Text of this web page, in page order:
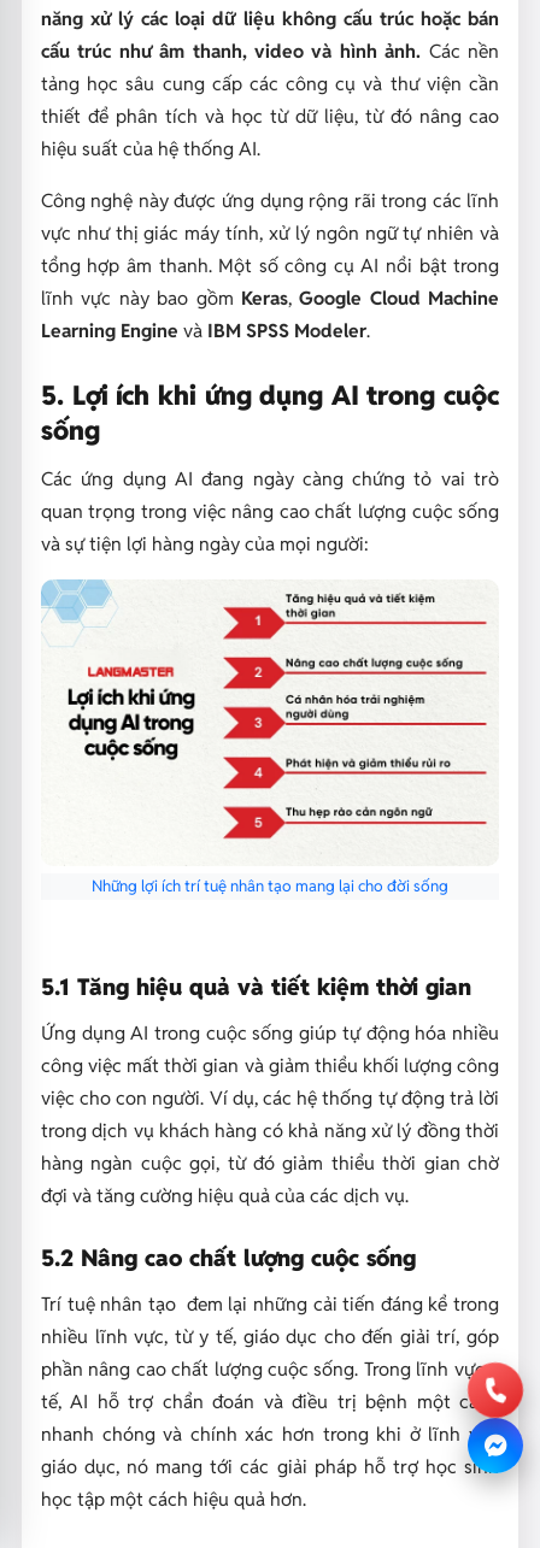
năng xử lý các loại dữ liệu không cấu trúc hoặc bán
cấu trúc như âm thanh, video và hình ảnh. Các nền
tảng học sâu cung cấp các công cụ và thư viện cần
thiết để phân tích và học từ dữ liệu, từ đó nâng cao
hiệu suất của hệ thống AI.
Công nghệ này được ứng dụng rộng rãi trong các lĩnh
vực như thị giác máy tính, xử lý ngôn ngữ tự nhiên và
tổng hợp âm thanh. Một số công cụ AI nổi bật trong
lĩnh vực này bao gồm Keras,Google Cloud Machine
Learning Engine và IBM SPSS Modeler.
5. Lợi ích khi ứng dụng AI trong cuộc
sống
Các ứng dụng AI đang ngày càng chứng tỏ vai trò
quan trọng trong việc nâng cao chất lượng cuộc sống
và sự tiện lợi hàng ngày của mọi người:
Những lợi ích trí tuệ nhân tạo mang lại cho đời sống
5.1 Tăng hiệu quả và tiết kiệm thời gian
Ứng dụng AI trong cuộc sống giúp tự động hóa nhiều
công việc mất thời gian và giảm thiểu khối lượng công
việc cho con người. Ví dụ, các hệ thống tự động trả lời
trong dịch vụ khách hàng có khả năng xử lý đồng thời
hàng ngàn cuộc gọi, từ đó giảm thiểu thời gian chờ
đợi và tăng cường hiệu quả của các dịch vụ.
5.2 Nâng cao chất lượng cuộc sống
Trí tuệ nhân tạo đem lại những cải tiến đáng kể trong
nhiều lĩnh vực, từ y tế, giáo dục cho đến giải trí, góp
phần nâng cao chất lượng cuộc sống. Trong lĩnh vực y
tế, AI hỗ trợ chẩn đoán và điều trị bệnh một cách
nhanh chóng và chính xác hơn trong khi ở lĩnh vực
giáo dục, nó mang tới các giải pháp hỗ trợ học sinh
học tập một cách hiệu quả hơn.